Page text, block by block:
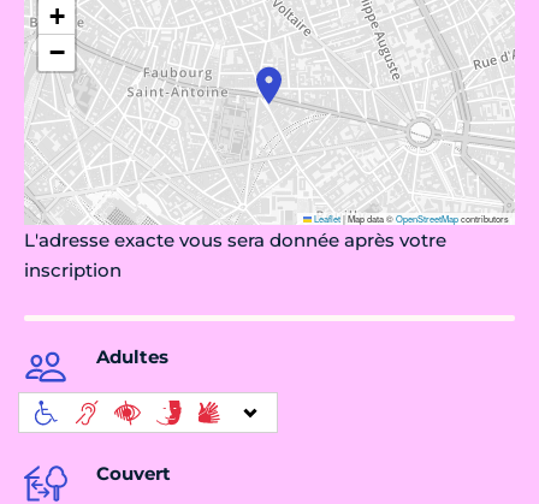
+
−
Leaflet|Map data ©OpenStreetMapcontributors
L'adresse exacte vous sera donnée après votre
inscription
Adultes
Couvert